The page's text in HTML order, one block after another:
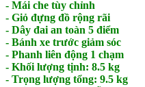
- Mái che tùy chỉnh
- Giỏ đựng đồ rộng rãi
- Dây đai an toàn 5 điểm
- Bánh xe trước giảm sóc
- Phanh liên động 1 chạm
- Khối lượng tịnh: 8.5 kg
- Trọng lượng tổng: 9.5 kg